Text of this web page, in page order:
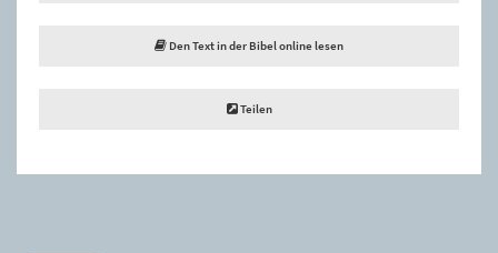
Den Text in der Bibel online lesen
Teilen